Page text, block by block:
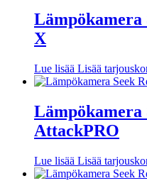
Lämpökamera
X
Lue lisää Lisää
Lämpökamera
AttackPRO
Lue lisää Lisää